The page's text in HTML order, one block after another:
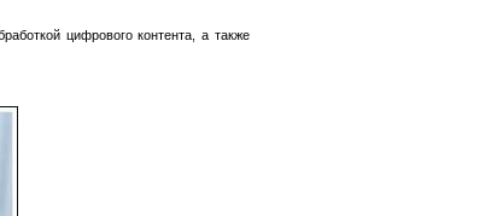
цифрового контента, а также